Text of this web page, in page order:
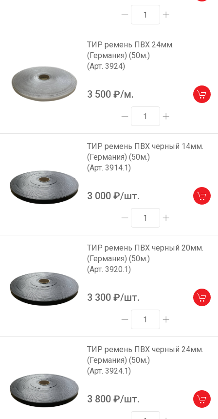
ТИР ремень ПВХ 24мм.
(Германия) (50м.)
(Арт. 3924)
3 500 ₽/м.
ТИР ремень ПВХ черный 14мм.
(Германия) (50м.)
(Арт. 3914.1)
3 000 ₽/шт.
ТИР ремень ПВХ черный 20мм.
(Германия) (50м.)
(Арт. 3920.1)
3 300 ₽/шт.
ТИР ремень ПВХ черный 24мм.
(Германия) (50м.)
(Арт. 3924.1)
3 800 ₽/шт.